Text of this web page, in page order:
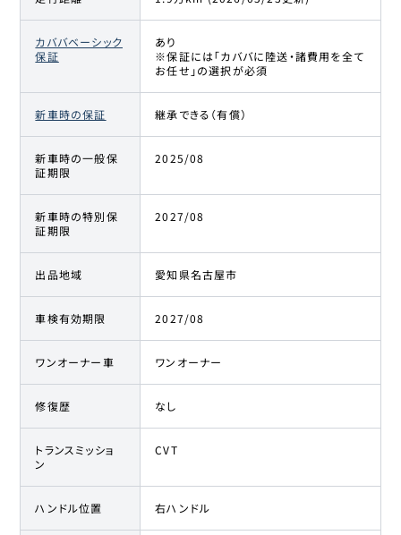
カババベーシック
保証
あり
※保証には「カババに陸送・諸費用を全て
お任せ」の選択が必須
新車時の保証 継承できる（有償）
新車時の一般保
証期限
2025/08
新車時の特別保
証期限
2027/08
出品地域 愛知県名古屋市
車検有効期限 2027/08
ワンオーナー車 ワンオーナー
修復歴 なし
トランスミッショ
ン
CVT
ハンドル位置 右ハンドル